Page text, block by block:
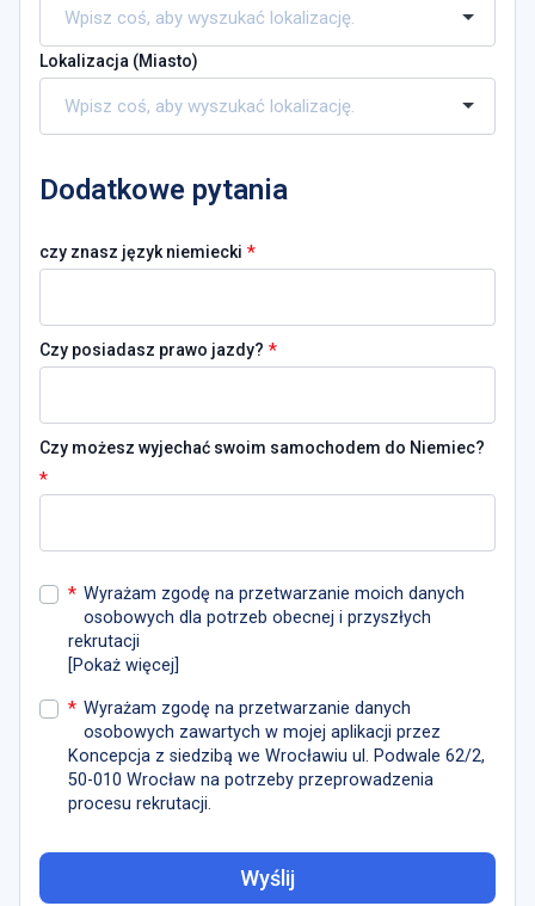
Lokalizacja (Miasto)
Dodatkowe pytania
czy znasz język niemiecki *
Czy posiadasz prawo jazdy? *
Czy możesz wyjechać swoim samochodem do Niemiec?
*
* Wyrażam zgodę na przetwarzanie moich danych
osobowych dla potrzeb obecnej i przyszłych
rekrutacji
[Pokaż więcej]
* Wyrażam zgodę na przetwarzanie danych
osobowych zawartych w mojej aplikacji przez
Koncepcja z siedzibą we Wrocławiu ul. Podwale 62/2,
50-010 Wrocław na potrzeby przeprowadzenia
procesu rekrutacji.
Wyślij